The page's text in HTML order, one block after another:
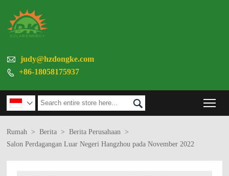
 judy@hzdongke.com
 +86-18058175937
 
Rumah > Berita > Berita Perusahaan
>
Salon Perdagangan Luar Negeri Hangzhou pada November 2022